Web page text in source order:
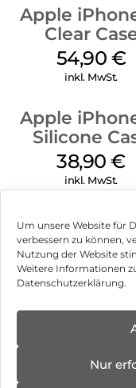
Um unsere Website für
verbessern zu können,
Nutzung der Website
Weitere Informationen
Datenschutzerklärung.
Nur
Apple
Clear
MagSafe
Transparent
54,90 €
inkl. MwSt.
Apple
Silicone
MagSafe
Ultramarine
38,90€
inkl. MwSt.
Impressum